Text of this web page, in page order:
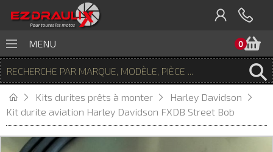
0
MENU
Kits durites prêts à monter
Harley Davidson
Kit durite aviation Harley Davidson FXDB Street Bob